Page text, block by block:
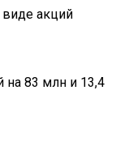
виде акций
на 83 млн и 13,4